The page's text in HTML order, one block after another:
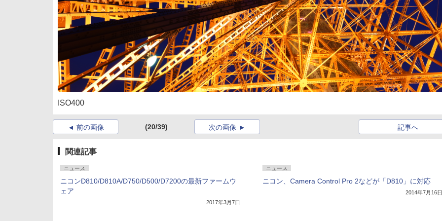
ISO400
前の画像 (20/39) 記事へ
次の画像
関連記事
ニュース
ニコンD810/D810A/D750/D500/D7200の最新ファームウ
ェア
2017年3月7日
ニュース
ニコン、Camera Control Pro 2などが「D810」に対応
2014年7月16日